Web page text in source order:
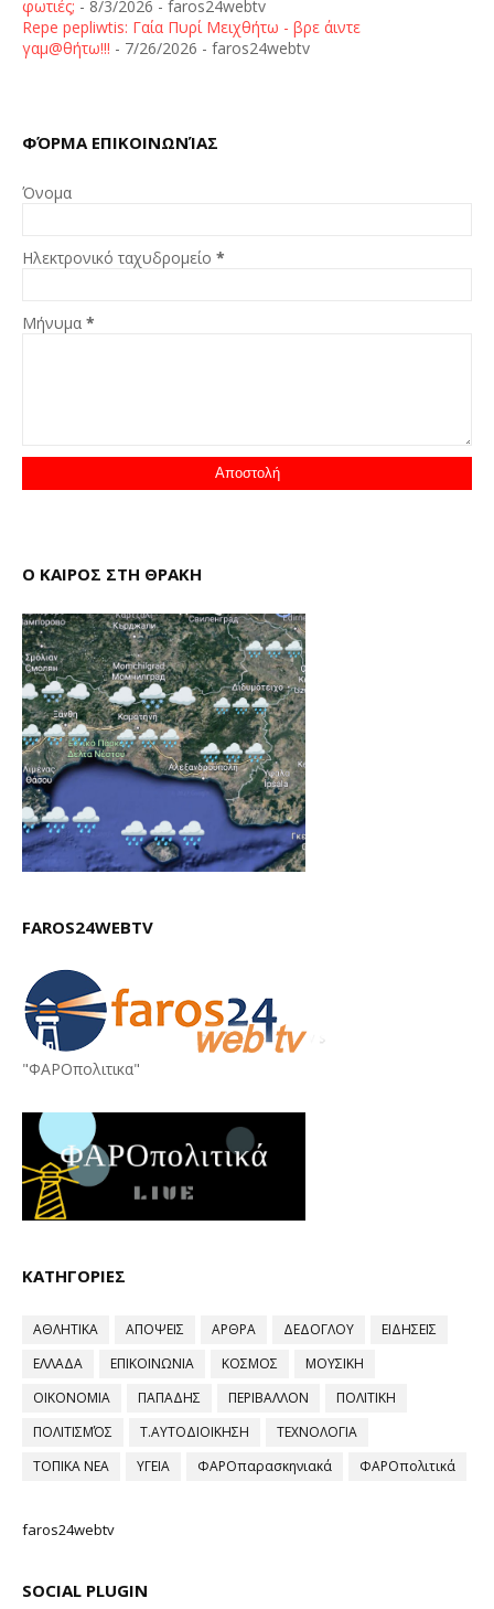
φωτιές; - 8/3/2026 - faros24webtv
Repe pepliwtis: Γαία Πυρί Μειχθήτω - βρε άιντε
γαμ@θήτω!!! - 7/26/2026 - faros24webtv
ΦΌΡΜΑ ΕΠΙΚΟΙΝΩΝΊΑΣ
Όνομα
Ηλεκτρονικό ταχυδρομείο *
Μήνυμα *
Ο ΚΑΙΡΟΣ ΣΤΗ ΘΡΑΚΗ
FAROS24WEBTV
"ΦΑΡΟπολιτικα"
ΚΑΤΗΓΟΡΙΕΣ
ΑΘΛΗΤΙΚΑ ΑΠΟΨΕΙΣ ΑΡΘΡΑ ΔΕΔΟΓΛΟΥ
ΕΙΔΗΣΕΙΣ
ΕΛΛΑΔΑ
ΕΠΙΚΟΙΝΩΝΙΑ ΚΟΣΜΟΣ
ΜΟΥΣΙΚΗ
ΟΙΚΟΝΟΜΙΑ
ΠΑΠΑΔΗΣ ΠΕΡΙΒΑΛΛΟΝ
ΠΟΛΙΤΙΚΗ
ΠΟΛΙΤΙΣΜΌΣ
Τ.ΑΥΤΟΔΙΟΙΚΗΣΗ
ΤΕΧΝΟΛΟΓΙΑ
ΤΟΠΙΚΑ ΝΕΑ
ΥΓΕΙΑ ΦΑΡΟπαρασκηνιακά ΦΑΡΟπολιτικά
faros24webtv
SOCIAL PLUGIN